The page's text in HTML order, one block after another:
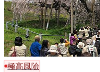
極高風險